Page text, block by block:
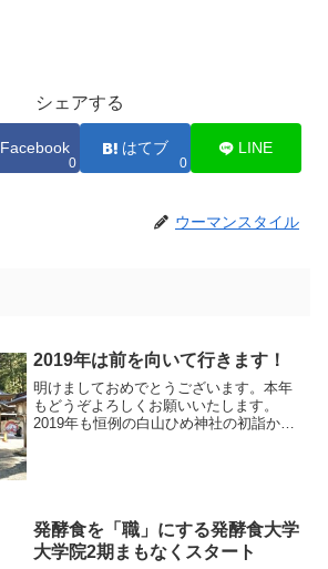
シェアする
Facebook
0
はてブ
0
LINE
ウーマンスタイル
2019年は前を向いて行きます！
明けましておめでとうございます。本年
もどうぞよろしくお願いいたします。
2019年も恒例の白山ひめ神社の初詣から
発酵食を「職」にする発酵食大学
大学院2期まもなくスタート